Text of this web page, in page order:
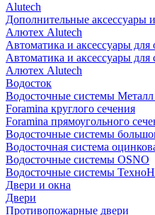
Alutech
Дополнительные аксессуары
Алютех Alutech
Автоматика и аксессуары
Автоматика и аксессуары
Алютех Alutech
Водосток
Водосточные системы
Foramina круглого сечения
Foramina прямоугольного
Водосточные системы
Водосточная система
Водосточные системы OSNO
Водосточные системы
Двери и окна
Двери
Противопожарные двери